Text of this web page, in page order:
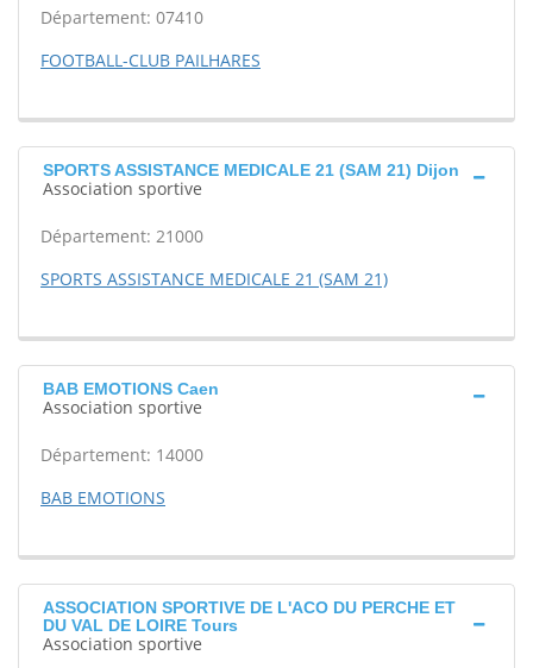
Département: 07410
FOOTBALL-CLUB PAILHARES
SPORTS ASSISTANCE MEDICALE 21 (SAM 21) Dijon
Association sportive
Département: 21000
SPORTS ASSISTANCE MEDICALE 21 (SAM 21)
BAB EMOTIONS Caen
Association sportive
Département: 14000
BAB EMOTIONS
ASSOCIATION SPORTIVE DE L'ACO DU PERCHE ET
DU VAL DE LOIRE Tours
Association sportive